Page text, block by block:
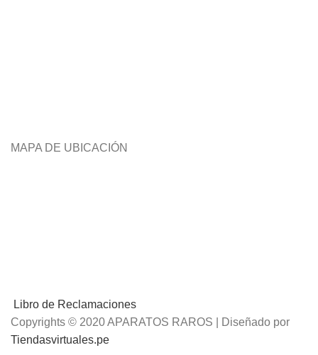
MAPA DE UBICACIÓN
Libro de Reclamaciones
Copyrights © 2020 APARATOS RAROS | Diseñado por
Tiendasvirtuales.pe